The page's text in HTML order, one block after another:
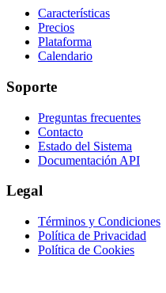
Características
Precios
Plataforma
Calendario
Soporte
Preguntas frecuentes
Contacto
Estado del Sistema
Documentación API
Legal
Términos y Condiciones
Política de Privacidad
Política de Cookies